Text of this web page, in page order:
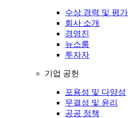
수상 경력 및 평가
회사 소개
경영진
뉴스룸
투자자
기업 공헌
포용성 및 다양성
무결성 및 윤리
공공 정책